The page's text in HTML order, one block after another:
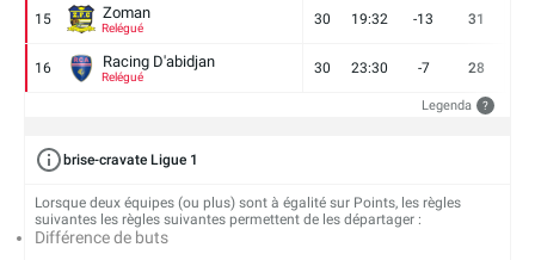
15 Zoman
Relégué
30 19:32 -13 31
16 Racing D'abidjan
Relégué
30 23:30 -7 28
Legenda ?
brise-cravate Ligue 1
Lorsque deux équipes (ou plus) sont à égalité sur Points, les règles
suivantes les règles suivantes permettent de les départager :
Différence de buts